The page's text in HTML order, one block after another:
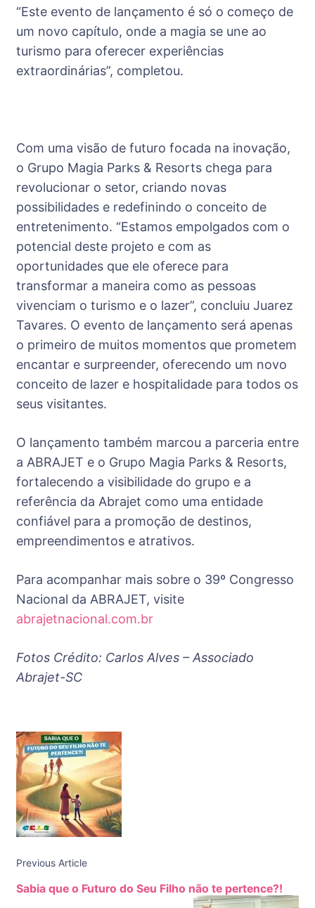
“Este evento de lançamento é só o começo de
um novo capítulo, onde a magia se une ao
turismo para oferecer experiências
extraordinárias”, completou.
Com uma visão de futuro focada na inovação,
o Grupo Magia Parks & Resorts chega para
revolucionar o setor, criando novas
possibilidades e redefinindo o conceito de
entretenimento. “Estamos empolgados com o
potencial deste projeto e com as
oportunidades que ele oferece para
transformar a maneira como as pessoas
vivenciam o turismo e o lazer”, concluiu Juarez
Tavares. O evento de lançamento será apenas
o primeiro de muitos momentos que prometem
encantar e surpreender, oferecendo um novo
conceito de lazer e hospitalidade para todos os
seus visitantes.
O lançamento também marcou a parceria entre
a ABRAJET e o Grupo Magia Parks & Resorts,
fortalecendo a visibilidade do grupo e a
referência da Abrajet como uma entidade
confiável para a promoção de destinos,
empreendimentos e atrativos.
Para acompanhar mais sobre o 39º Congresso
Nacional da ABRAJET, visite
abrajetnacional.com.br
Fotos Crédito: Carlos Alves – Associado
Abrajet-SC
Post
Navigation
Previous Article
Sabia que o Futuro do Seu Filho não te pertence?!